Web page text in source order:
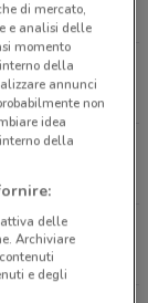
di mercato,
e analisi delle
momento
della
annunci
non
idea
della
attiva delle
Archiviare
e degli